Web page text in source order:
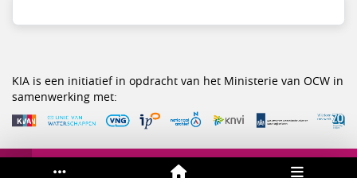
KIA is een initiatief in opdracht van het Ministerie van OCW in
samenwerking met: